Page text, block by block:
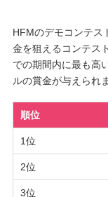
HFMのデモコンテス
金を狙えるコンテス
での期間内に最も高
ルの賞金が与えられ
順位
1位
2位
3位